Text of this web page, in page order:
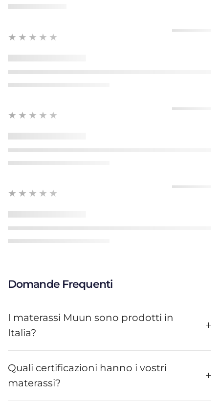
★★★★★
★★★★★
★★★★★
Domande Frequenti
I materassi Muun sono prodotti in
Italia?
Quali certificazioni hanno i vostri
materassi?